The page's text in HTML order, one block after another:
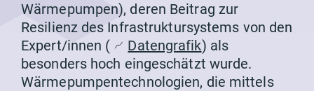
Wärmepumpen), deren Beitrag zur
Resilienz des Infrastruktursystems von den
Expert/innen (
Datengrafik) als
besonders hoch eingeschätzt wurde.
Wärmepumpentechnologien, die mittels